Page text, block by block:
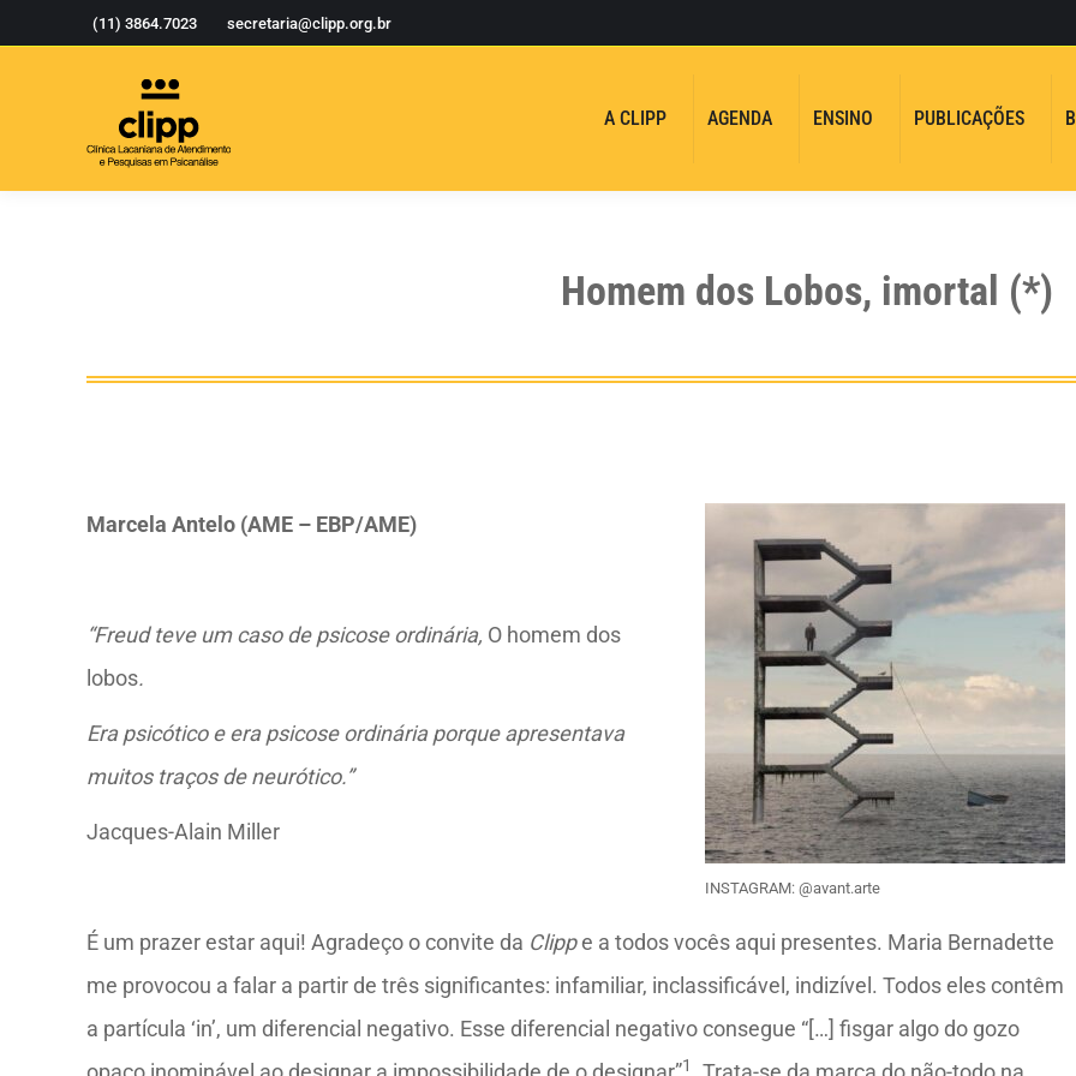
(11) 3864.7023 secretaria@clipp.org.br
A CLIPP AGENDA ENSINO PUBLICAÇÕES
Homem dos Lobos, imortal (*)
INSTAGRAM: @avant.arte
Marcela Antelo (AME – EBP/AME)
“Freud teve um caso de psicose ordinária, O homem dos
lobos.
Era psicótico e era psicose ordinária porque apresentava
muitos traços de neurótico.”
Jacques-Alain Miller
É um prazer estar aqui! Agradeço o convite da Clippe a todos vocês aqui presentes. Maria Bernadette
me provocou a falar a partir de três significantes: infamiliar, inclassificável, indizível. Todos eles contêm
a partícula ‘in’, um diferencial negativo. Esse diferencial negativo consegue “[…] fisgar algo do gozo
1